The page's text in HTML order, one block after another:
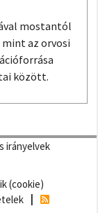
mostantól
mint az orvosi
között.
irányelvek
(cookie)